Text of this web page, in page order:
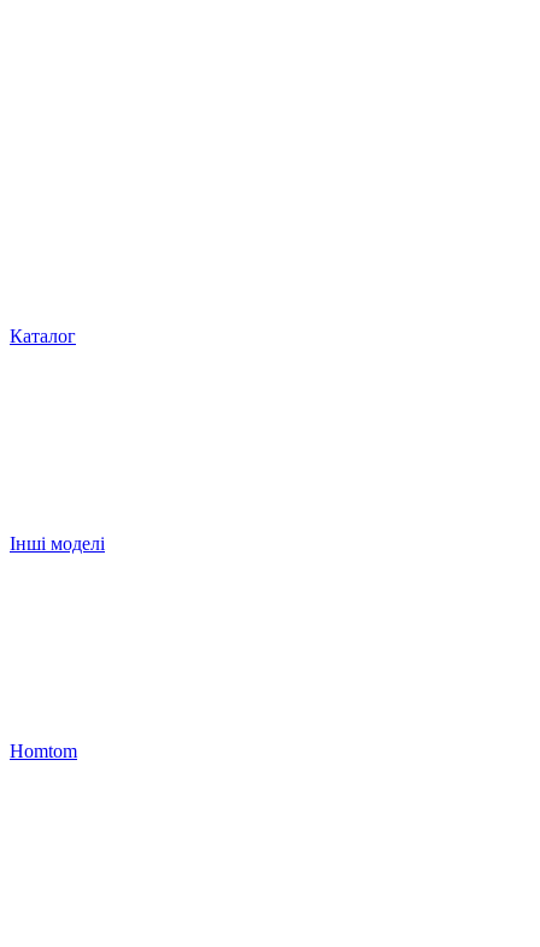
Каталог
Інші моделі
Homtom